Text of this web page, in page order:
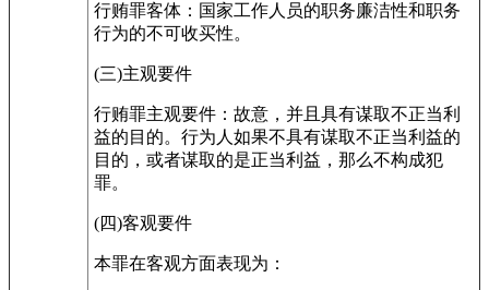
行贿罪客体：国家工作人员的职务廉洁性和职务
行为的不可收买性。
(三)主观要件
行贿罪主观要件：故意，并且具有谋取不正当利
益的目的。行为人如果不具有谋取不正当利益的
目的，或者谋取的是正当利益，那么不构成犯
罪。
(四)客观要件
本罪在客观方面表现为：